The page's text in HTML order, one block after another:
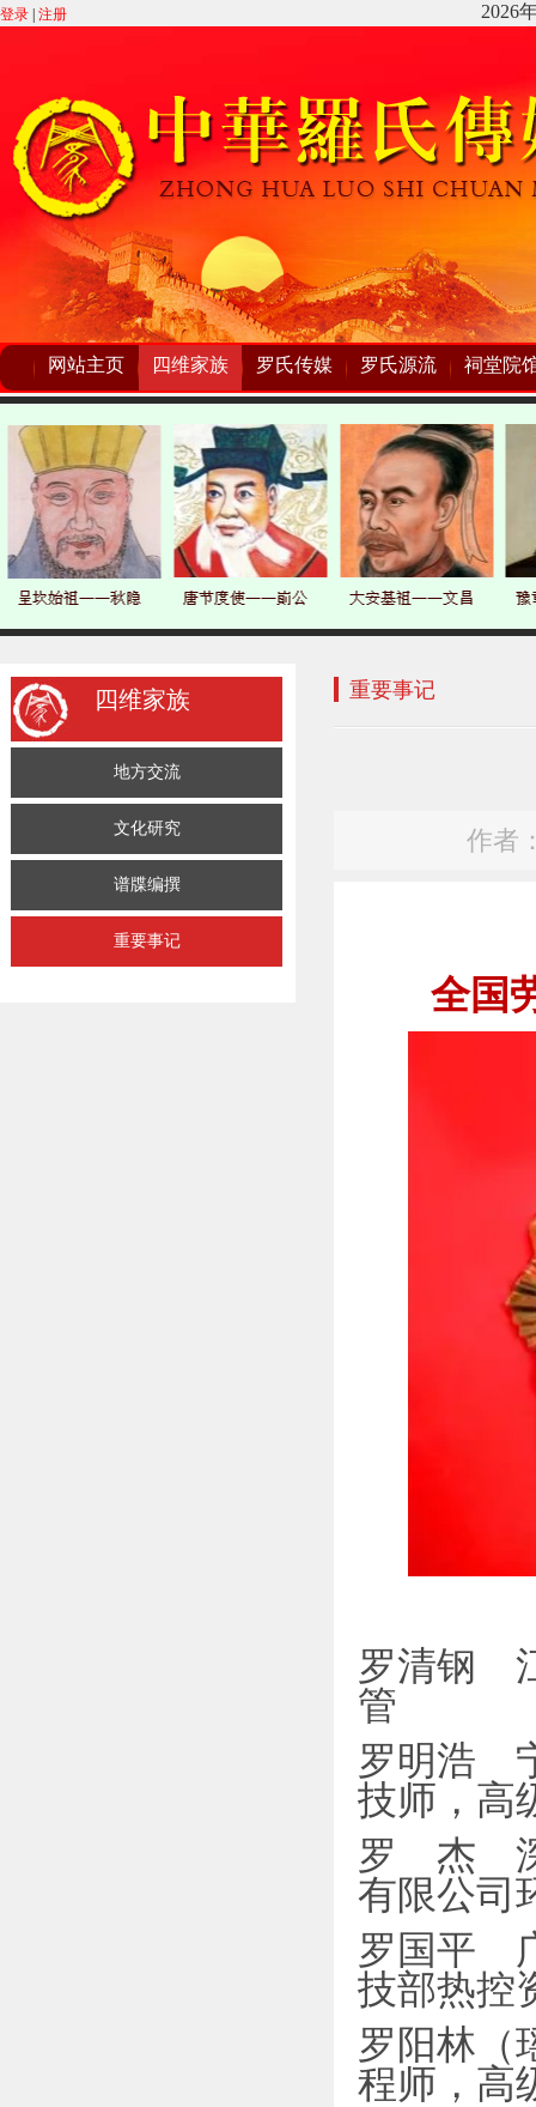
登录 注册
网站主页 四维家族 罗氏传媒 罗氏源流 祠堂院
四维家族
地方交流
文化研究
谱牒编撰
重要事记
重要事记
作者
全国
罗清钢
管
罗明浩
技师，高
罗 杰 深
有限公司
罗国平
技部热控
罗阳林（
程师，高